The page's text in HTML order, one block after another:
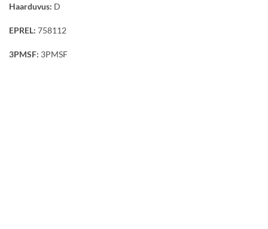
Haarduvus: D
EPREL: 758112
3PMSF: 3PMSF